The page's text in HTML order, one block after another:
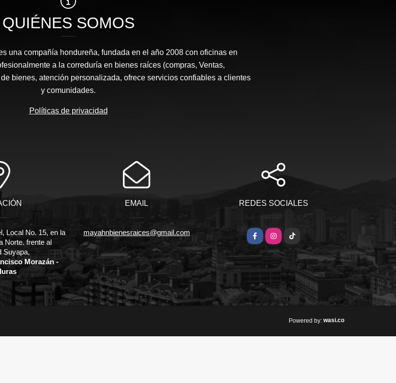
QUIÉNES SOMOS
una compañía hondureña, fundada en el año 2008 con oficinas en
a la correduría en bienes raíces (compras, Ventas,
bienes, atención personalizada, ofrece servicios confiables a clientes
y comunidades.
Políticas de privacidad
Local No. 15, en la
Norte. frente al
Suyapa,
Morazán -
EMAIL
mayahnbienesraices@gmail.com
REDES SOCIALES
FacebookInstagram
TikTok
Powered by: wasi.co